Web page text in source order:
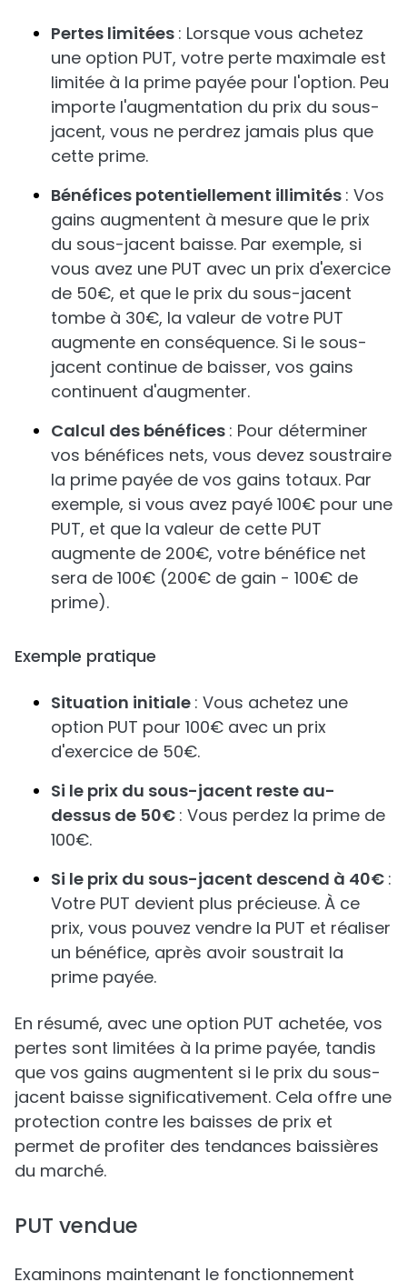
Pertes limitées : Lorsque vous achetez
une option PUT, votre perte maximale est
limitée à la prime payée pour l'option. Peu
importe l'augmentation du prix du sous-
jacent, vous ne perdrez jamais plus que
cette prime.
Bénéfices potentiellement illimités : Vos
gains augmentent à mesure que le prix
du sous-jacent baisse. Par exemple, si
vous avez une PUT avec un prix d'exercice
de 50€, et que le prix du sous-jacent
tombe à 30€, la valeur de votre PUT
augmente en conséquence. Si le sous-
jacent continue de baisser, vos gains
continuent d'augmenter.
Calcul des bénéfices : Pour déterminer
vos bénéfices nets, vous devez soustraire
la prime payée de vos gains totaux. Par
exemple, si vous avez payé 100€ pour une
PUT, et que la valeur de cette PUT
augmente de 200€, votre bénéfice net
sera de 100€ (200€ de gain - 100€ de
prime).
Exemple pratique
Situation initiale : Vous achetez une
option PUT pour 100€ avec un prix
d'exercice de 50€.
Si le prix du sous-jacent reste au-
dessus de 50€ : Vous perdez la prime de
100€.
Si le prix du sous-jacent descend à 40€ :
Votre PUT devient plus précieuse. À ce
prix, vous pouvez vendre la PUT et réaliser
un bénéfice, après avoir soustrait la
prime payée.
En résumé, avec une option PUT achetée, vos
pertes sont limitées à la prime payée, tandis
que vos gains augmentent si le prix du sous-
jacent baisse significativement. Cela offre une
protection contre les baisses de prix et
permet de profiter des tendances baissières
du marché.
PUT vendue
Examinons maintenant le fonctionnement